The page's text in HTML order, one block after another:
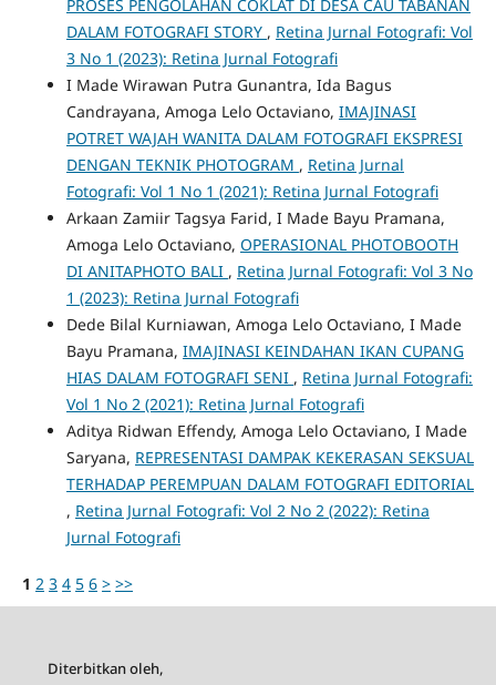
PROSES PENGOLAHAN COKLAT DI DESA CAU TABANAN
DALAM FOTOGRAFI STORY , Retina Jurnal Fotografi: Vol
3 No 1 (2023): Retina Jurnal Fotografi
I Made Wirawan Putra Gunantra, Ida Bagus
Candrayana, Amoga Lelo Octaviano, IMAJINASI
POTRET WAJAH WANITA DALAM FOTOGRAFI EKSPRESI
DENGAN TEKNIK PHOTOGRAM , Retina Jurnal
Fotografi: Vol 1 No 1 (2021): Retina Jurnal Fotografi
Arkaan Zamiir Tagsya Farid, I Made Bayu Pramana,
Amoga Lelo Octaviano, OPERASIONAL PHOTOBOOTH
DI ANITAPHOTO BALI , Retina Jurnal Fotografi: Vol 3 No
1 (2023): Retina Jurnal Fotografi
Dede Bilal Kurniawan, Amoga Lelo Octaviano, I Made
Bayu Pramana, IMAJINASI KEINDAHAN IKAN CUPANG
HIAS DALAM FOTOGRAFI SENI , Retina Jurnal Fotografi:
Vol 1 No 2 (2021): Retina Jurnal Fotografi
Aditya Ridwan Effendy, Amoga Lelo Octaviano, I Made
Saryana, REPRESENTASI DAMPAK KEKERASAN SEKSUAL
TERHADAP PEREMPUAN DALAM FOTOGRAFI EDITORIAL
, Retina Jurnal Fotografi: Vol 2 No 2 (2022): Retina
Jurnal Fotografi
1 2 3 4 5 6 > >>
Diterbitkan oleh,